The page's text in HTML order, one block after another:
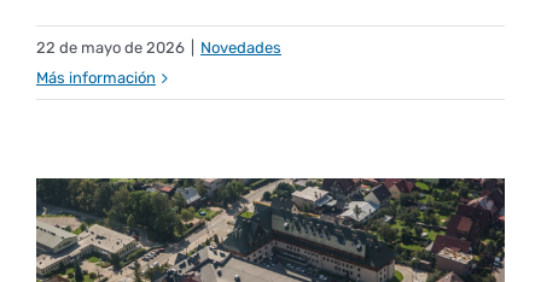
22 de mayo de 2026
Novedades
Más información